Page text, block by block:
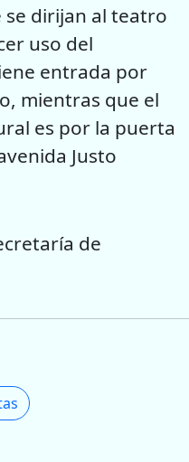
dirijan al teatro
uso del
entrada por
mientras que el
es por la puerta
Justo
de